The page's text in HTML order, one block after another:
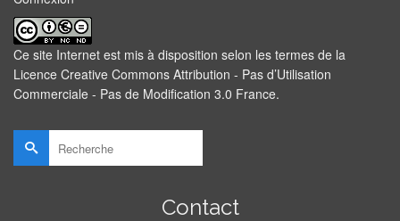
Ce site Internet est mis à disposition selon les termes de la
Licence Creative Commons Attribution - Pas d’Utilisation
Commerciale - Pas de Modification 3.0 France.
Rechercher :
Contact